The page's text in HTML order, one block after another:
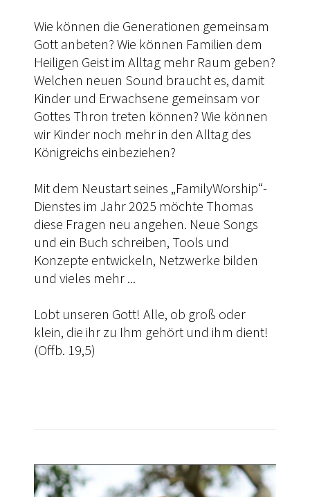
Wie können die Generationen gemeinsam
Gott anbeten? Wie können Familien dem
Heiligen Geist im Alltag mehr Raum geben?
Welchen neuen Sound braucht es, damit
Kinder und Erwachsene gemeinsam vor
Gottes Thron treten können? Wie können
wir Kinder noch mehr in den Alltag des
Königreichs einbeziehen?
Mit dem Neustart seines „FamilyWorship“-
Dienstes im Jahr 2025 möchte Thomas
diese Fragen neu angehen. Neue Songs
und ein Buch schreiben, Tools und
Konzepte entwickeln, Netzwerke bilden
und vieles mehr ...
Lobt unseren Gott! Alle, ob groß oder
klein, die ihr zu Ihm gehört und ihm dient!
(Offb. 19,5)